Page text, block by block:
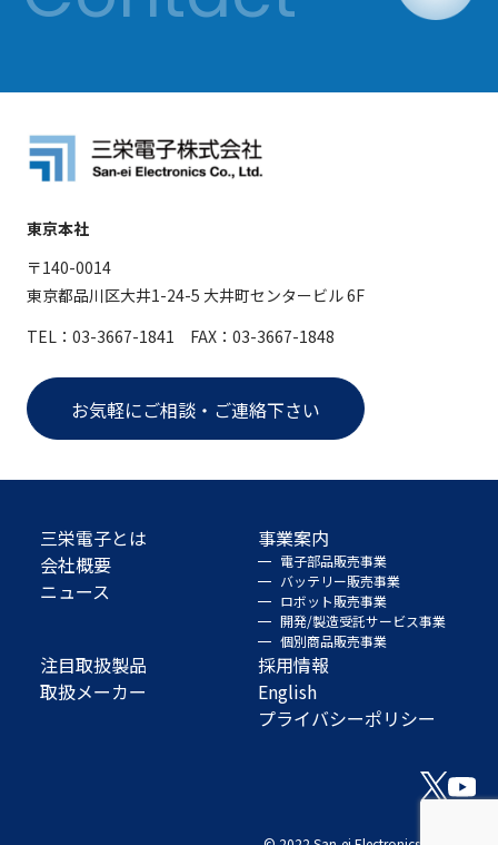
東京本社
〒140-0014
東京都品川区大井1-24-5 大井町センタービル 6F
TEL：03-3667-1841 FAX：03-3667-1848
お気軽にご相談・ご連絡下さい
三栄電子とは
会社概要
ニュース
事業案内
電子部品販売事業
バッテリー販売事業
ロボット販売事業
開発/製造受託サービス事業
個別商品販売事業
注目取扱製品
取扱メーカー
採用情報
English
プライバシーポリシー